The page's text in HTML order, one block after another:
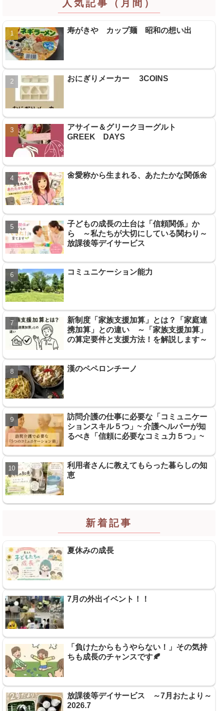
人気記事（月間）
寿がきや カップ麺 昭和の想い出
おにぎりメーカー 3COINS
アサイー＆グリークヨーグルト
GREEK DAYS
🌼愛称から生まれる、あたたかな関係🌼
子どもの成長の土台は「信頼関係」か
ら ～私たちが大切にしている関わり～
放課後等デイサービス
コミュニケーション能力
新制度「家族支援加算」とは？「家庭連
携加算」との違い ～「家族支援加算」
の算定要件と支援方法！を解説します～
漢のペペロンチーノ
訪問介護の仕事に必要な「コミュニケー
ションスキル５つ」~ 介護ヘルパーが知
るべき「信頼に必要なコミュ力５つ」~
利用者さんに教えてもらった暮らしの知
恵
新着記事
夏休みの成長
7月の外出イベント！！
「負けたからもうやらない！」その気持
ちも成長のチャンスです🍂
放課後等デイサービス ～7月おたより～
2026.7